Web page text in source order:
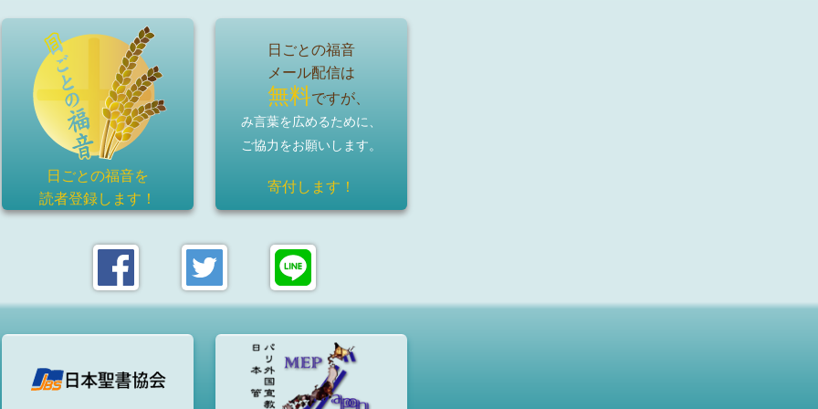
日ごとの福音を
読者登録します！
日ごとの福音
メール配信は
無料ですが、
み言葉を広めるために、
ご協力をお願いします。
寄付します！